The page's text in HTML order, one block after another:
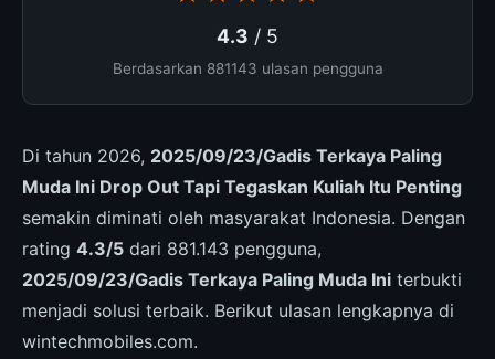
4.3 / 5
Berdasarkan 881143 ulasan pengguna
Di tahun 2026, 2025/09/23/Gadis Terkaya Paling
Muda Ini Drop Out Tapi Tegaskan Kuliah Itu Penting
semakin diminati oleh masyarakat Indonesia. Dengan
rating 4.3/5 dari 881.143 pengguna,
2025/09/23/Gadis Terkaya Paling Muda Ini terbukti
menjadi solusi terbaik. Berikut ulasan lengkapnya di
wintechmobiles.com.